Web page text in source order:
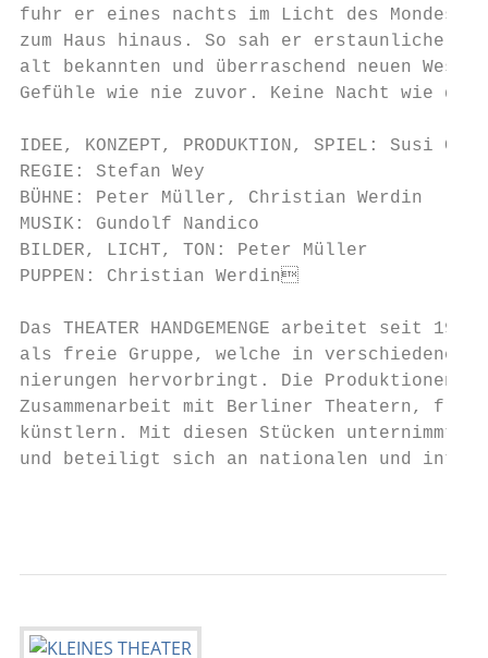
fuhr er eines nachts im Licht des Mondes
zum Haus hinaus. So sah er erstaunliche
alt bekannten und überraschend neuen
Gefühle wie nie zuvor. Keine Nacht wie
IDEE, KONZEPT, PRODUKTION, SPIEL: Susi
REGIE: Stefan Wey
BÜHNE: Peter Müller, Christian Werdin
MUSIK: Gundolf Nandico
BILDER, LICHT, TON: Peter Müller
PUPPEN: Christian Werdin
Das THEATER HANDGEMENGE arbeitet seit
als freie Gruppe, welche in verschiedener
nierungen hervorbringt. Die Produktionen
Zusammenarbeit mit Berliner Theatern,
künstlern. Mit diesen Stücken unternimmt
und beteiligt sich an nationalen und